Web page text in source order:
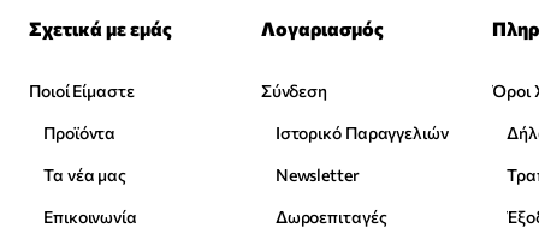
Σχετικά με εμάς
Ποιοί Είμαστε
Προϊόντα
Τα νέα μας
Επικοινωνία
Λογαριασμός
Σύνδεση
Ιστορικό Παραγγελιών
Newsletter
Δωροεπιταγές
Όροι